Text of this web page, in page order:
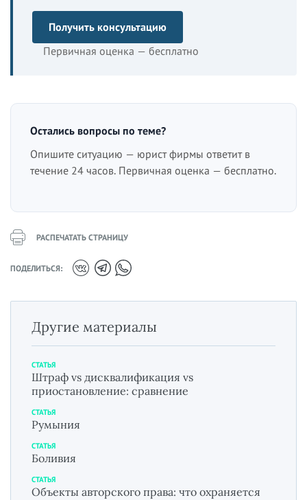
Получить консультацию
Первичная оценка — бесплатно
Остались вопросы по теме?
Опишите ситуацию — юрист фирмы ответит в
течение 24 часов. Первичная оценка — бесплатно.
РАСПЕЧАТАТЬ СТРАНИЦУ
ПОДЕЛИТЬСЯ:
Другие материалы
СТАТЬЯ
Штраф vs дисквалификация vs
приостановление: сравнение
СТАТЬЯ
Румыния
СТАТЬЯ
Боливия
СТАТЬЯ
Объекты авторского права: что охраняется